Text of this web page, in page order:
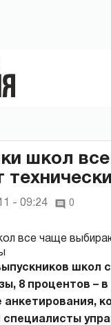
школ
- 09:24 0
школ
8 процентов – в
анкетирования,
специалисты